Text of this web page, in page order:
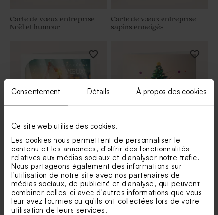
Consentement Détails À propos des cookies
Ce site web utilise des cookies.
Les cookies nous permettent de personnaliser le
contenu et les annonces, d'offrir des fonctionnalités
relatives aux médias sociaux et d'analyser notre trafic.
Nous partageons également des informations sur
l'utilisation de notre site avec nos partenaires de
médias sociaux, de publicité et d'analyse, qui peuvent
combiner celles-ci avec d'autres informations que vous
leur avez fournies ou qu'ils ont collectées lors de votre
utilisation de leurs services.
Carte de vœux entreprise
Noël et humour
Carte de vœux entreprise
sapins enneigés
Carte de vœux 2026 spécial
bâtiment
Carte de meilleurs vœux pro
jeu de construction